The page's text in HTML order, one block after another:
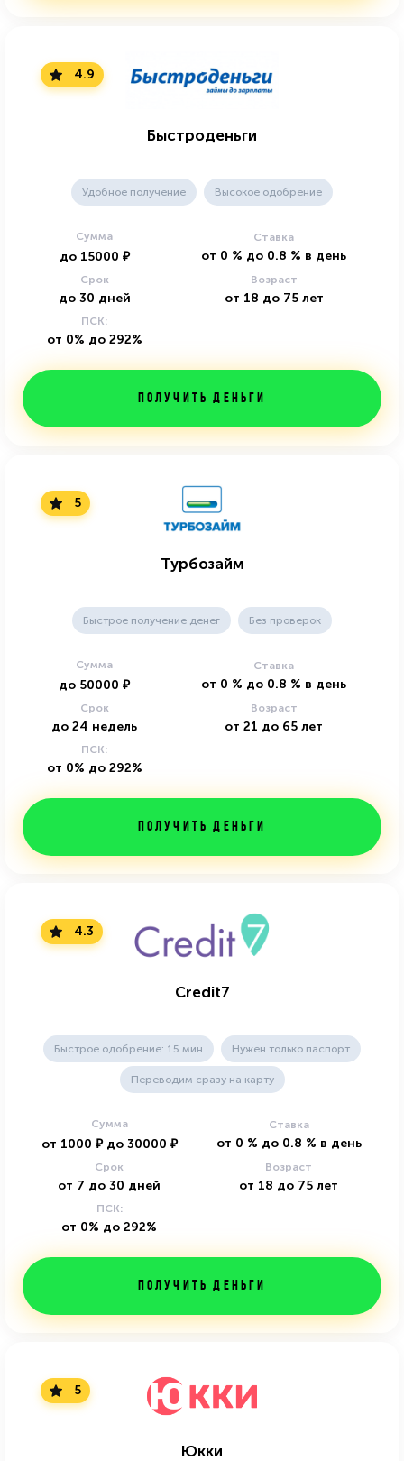
4.9
Быстроденьги
Удобное получение Высокое одобрение
Сумма
до 15000 ₽
Ставка
от 0 % до 0.8 % в день
Срок
до 30 дней
Возраст
от 18 до 75 лет
ПСК:
от 0% до 292%
Получить деньги
5
Турбозайм
Быстрое получение денег Без проверок
Сумма
до 50000 ₽
Ставка
от 0 % до 0.8 % в день
Срок
до 24 недель
Возраст
от 21 до 65 лет
ПСК:
от 0% до 292%
Получить деньги
4.3
Credit7
Быстрое одобрение: 15 мин Нужен только паспорт
Переводим сразу на карту
Сумма
от 1000 ₽ до 30000 ₽
Ставка
от 0 % до 0.8 % в день
Срок
от 7 до 30 дней
Возраст
от 18 до 75 лет
ПСК:
от 0% до 292%
Получить деньги
5
Юкки